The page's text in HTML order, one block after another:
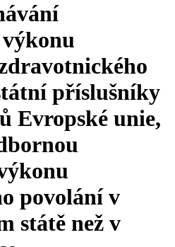
příslušníky
Evropské unie,
povolání v
státě než v